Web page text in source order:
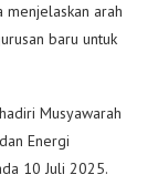
menjelaskan arah
baru untuk
Musyawarah
Energi
10 Juli 2025.